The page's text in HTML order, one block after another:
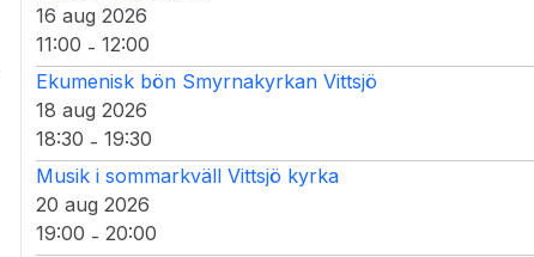
16 aug 2026
11:00 - 12:00
Ekumenisk bön Smyrnakyrkan Vittsjö
18 aug 2026
18:30 - 19:30
Musik i sommarkväll Vittsjö kyrka
20 aug 2026
19:00 - 20:00